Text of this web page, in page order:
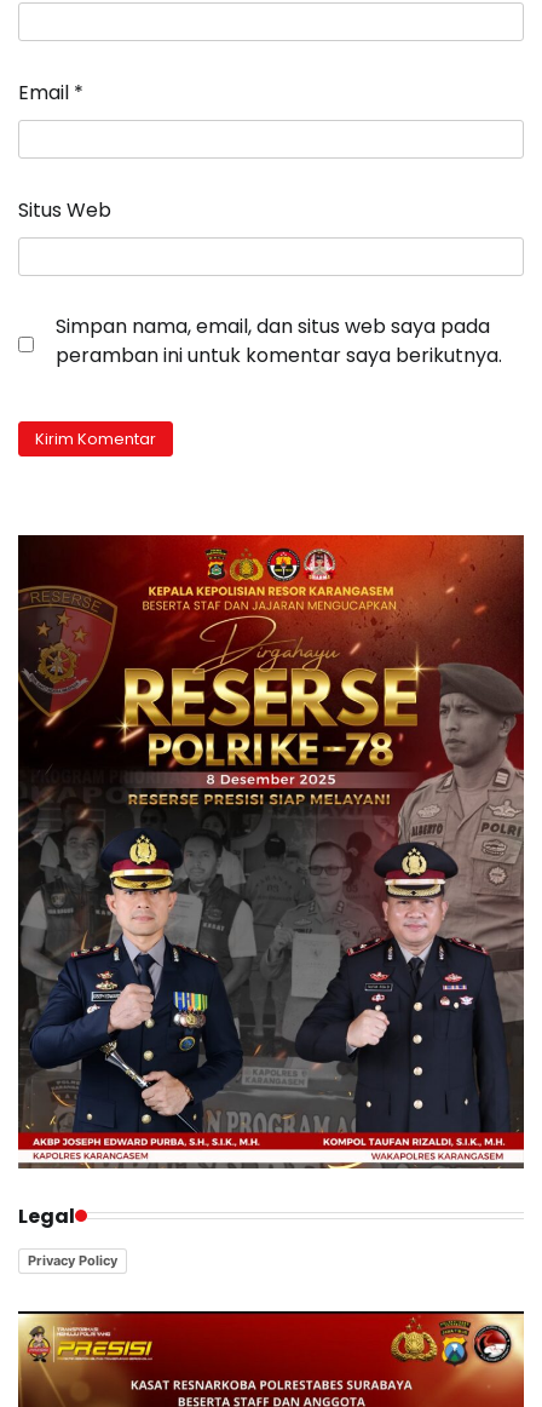
Email *
Situs Web
Simpan nama, email, dan situs web saya pada
peramban ini untuk komentar saya berikutnya.
Legal
Privacy Policy